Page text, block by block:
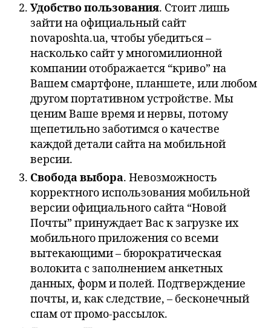
Удобство пользования. Стоит лишь
зайти на официальный сайт
novaposhta.ua, чтобы убедиться –
насколько сайт у многомилионной
компании отображается “криво” на
Вашем смартфоне, планшете, или любом
другом портативном устройстве. Мы
ценим Ваше время и нервы, потому
щепетильно заботимся о качестве
каждой детали сайта на мобильной
версии.
Свобода выбора. Невозможность
корректного использования мобильной
версии официального сайта “Новой
Почты” принуждает Вас к загрузке их
мобильного приложения со всеми
вытекающими – бюрократическая
волокита с заполнением анкетных
данных, форм и полей. Подтверждение
почты, и, как следствие, – бесконечный
спам от промо-рассылок.